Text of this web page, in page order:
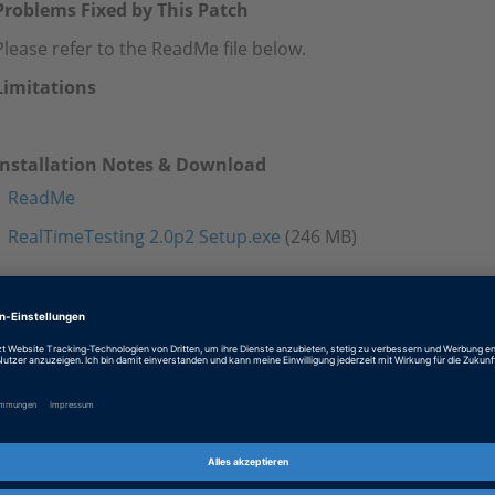
Fixed by This Patch
refer to the ReadMe file below.
Notes & Download
ReadMe
RealTimeTesting 2.0p2 Setup.exe (246 MB)
Date
2013-07-04
Software-Typ
Produkt
Real-Time Testing